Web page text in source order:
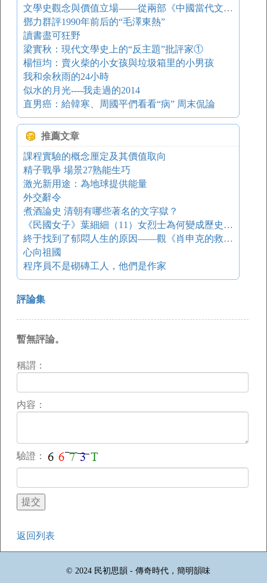
文學史觀念與價值立場——從兩部《中國當代文學史》談起
鄧力群評1990年前后的“毛澤東熱”
讀書盡可狂野
梁實秋：現代文學史上的“反主題”批評家①
楊恒均：賣火柴的小女孩與垃圾箱里的小男孩
我和余秋雨的24小時
似水的月光----我走過的2014
直男癌：給韓寒、周國平們看看“病” 周末侃論
推薦文章
課程實驗的概念厘定及其價值取向
精子戰爭 場景27熟能生巧
激光新用途：為地球提供能量
外交辭令
煮酒論史 清朝有哪些著名的文字獄？
《民國女子》葉細細（11）女烈士為何變成歷史罪人？
終于找到了郁悶人生的原因――觀《肖申克的救贖》有感
心向祖國
程序員不是砌磚工人，他們是作家
評論集
暫無評論。
稱謂：
内容：
驗證：
返回列表
© 2024 民初思韻 - 傳奇時代，簡明韻味